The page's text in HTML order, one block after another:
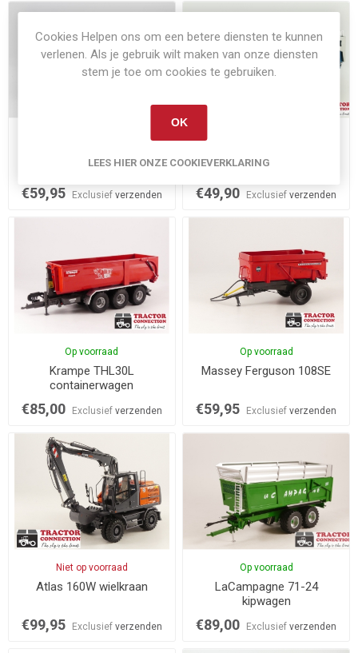
zijkipper
€59,95 Exclusief verzenden €49,90 Exclusiefverzenden
Op voorraad
Krampe THL30L
containerwagen
€85,00 Exclusief verzenden
Op voorraad
Massey Ferguson 108SE
€59,95 Exclusiefverzenden
Niet op voorraad
Atlas 160W wielkraan
€99,95 Exclusief verzenden
Op voorraad
LaCampagne 71-24
kipwagen
€89,00 Exclusiefverzenden
Cookies Helpen ons om een betere diensten te kunnen
verlenen. Als je gebruik wilt maken van onze diensten
stem je toe om cookies te gebruiken.
OK
LEES HIER ONZE COOKIEVERKLARING